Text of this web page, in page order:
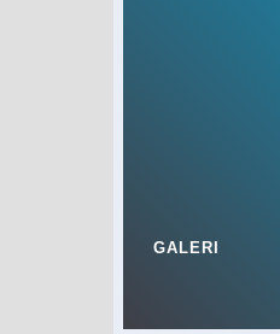
GALERI